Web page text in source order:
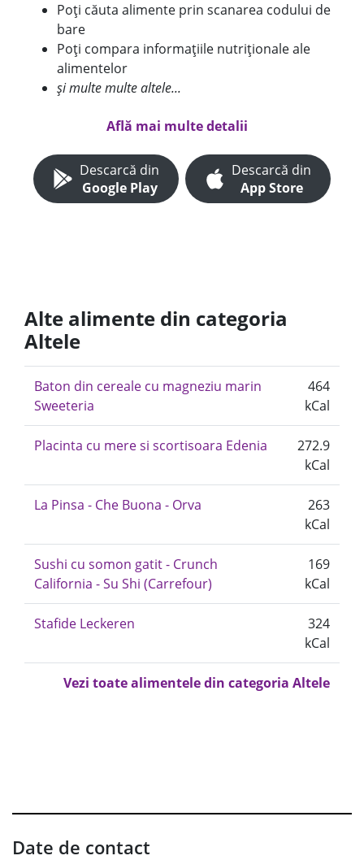
Poți căuta alimente prin scanarea codului de
bare
Poți compara informațiile nutriționale ale
alimentelor
și multe multe altele...
Află mai multe detalii
Descarcă din
Google Play
Descarcă din
App Store
Alte alimente din categoria
Altele
Baton din cereale cu magneziu marin
Sweeteria
464
kCal
Placinta cu mere si scortisoara Edenia
272.9
kCal
La Pinsa - Che Buona - Orva
263
kCal
Sushi cu somon gatit - Crunch
California - Su Shi (Carrefour)
169
kCal
Stafide Leckeren
324
kCal
Vezi toate alimentele din categoria Altele
Date de contact